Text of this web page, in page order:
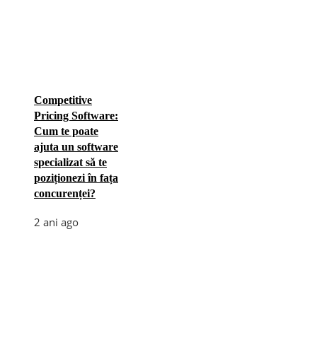
Competitive
Pricing Software:
Cum te poate
ajuta un software
specializat să te
poziționezi în fața
concurenței?
2 ani ago